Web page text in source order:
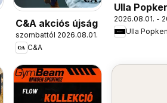
C&A akciós újság
szombattól 2026.08.01.
C&A
Ulla
akciós
2026.08.01. -
Ulla Popken